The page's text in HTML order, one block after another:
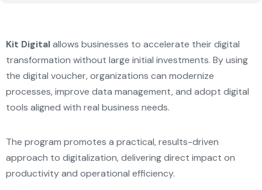
Kit Digitalallows businesses to accelerate their digital
transformation without large initial investments. By using
the digital voucher, organizations can modernize
processes, improve data management, and adopt digital
tools aligned with real business needs.
The program promotes a practical, results-driven
approach to digitalization, delivering direct impact on
productivity and operational efficiency.